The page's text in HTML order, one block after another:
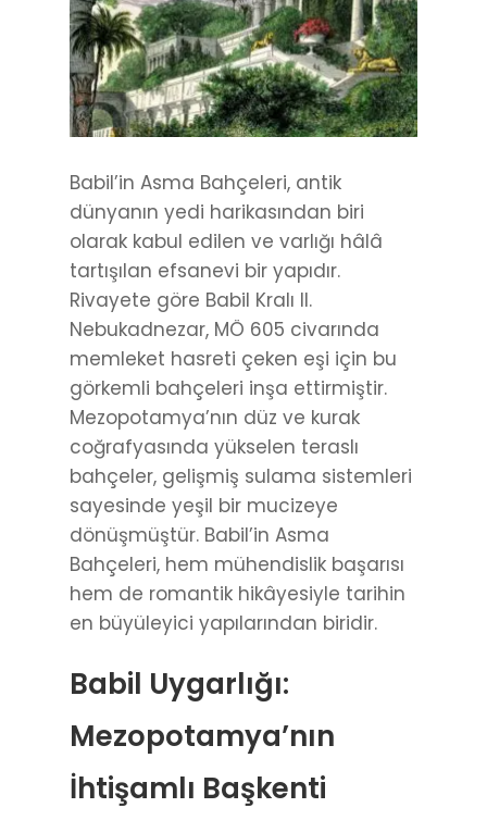
Babil’in Asma Bahçeleri, antik
dünyanın yedi harikasından biri
olarak kabul edilen ve varlığı hâlâ
tartışılan efsanevi bir yapıdır.
Rivayete göre Babil Kralı II.
Nebukadnezar, MÖ 605 civarında
memleket hasreti çeken eşi için bu
görkemli bahçeleri inşa ettirmiştir.
Mezopotamya’nın düz ve kurak
coğrafyasında yükselen teraslı
bahçeler, gelişmiş sulama sistemleri
sayesinde yeşil bir mucizeye
dönüşmüştür. Babil’in Asma
Bahçeleri, hem mühendislik başarısı
hem de romantik hikâyesiyle tarihin
en büyüleyici yapılarından biridir.
Babil Uygarlığı:
Mezopotamya’nın
İhtişamlı Başkenti